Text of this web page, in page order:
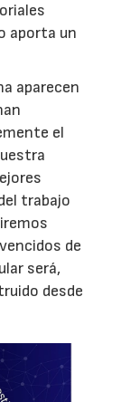
aporta un
aparecen
el
trabajo
de
será,
desde